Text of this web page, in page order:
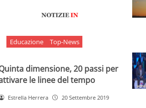
Educazione Top-News
dimensione, 20 passi per
le linee del tempo
Estrella Herrera 20 Settembre 2019